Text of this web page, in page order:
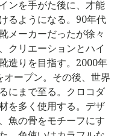
ンを手がた後に、才能
るようになる。90年代
メーカーだったが徐々
クリエーションとハイ
造りを目指す。2000年
ープン。その後、世界
にまで至る。クロコダ
を多く使用する。デザ
魚の骨をモチーフにす